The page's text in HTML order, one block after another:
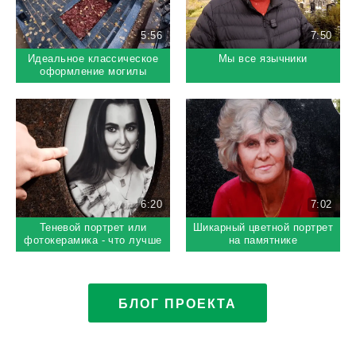
5:56
Идеальное классическое
оформление могилы
7:50
Мы все язычники
6:20
Теневой портрет или
фотокерамика - что лучше
выбрать на памятник
7:02
Шикарный цветной портрет
на памятнике
БЛОГ ПРОЕКТА